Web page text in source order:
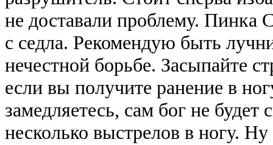
не доставали проблему. Пинка
с седла. Рекомендую быть
нечестной борьбе. Засыпайте
если вы получите ранение в
замедляетесь, сам бог не
несколько выстрелов в ногу.